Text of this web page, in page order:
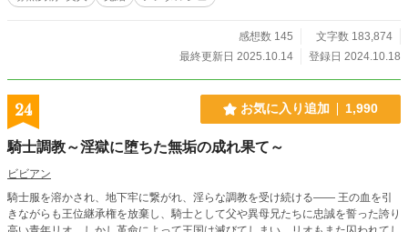
感想数 145
文字数 183,874
最終更新日 2025.10.14
登録日 2024.10.18
24 お気に入り追加 1,990
騎士調教～淫獄に堕ちた無垢の成れ果て～
ビビアン
騎士服を溶かされ、地下牢に繋がれ、淫らな調教を受け続ける―― 王の血を引
きながらも王位継承権を放棄し、騎士として父や異母兄たちに忠誠を誓った誇り